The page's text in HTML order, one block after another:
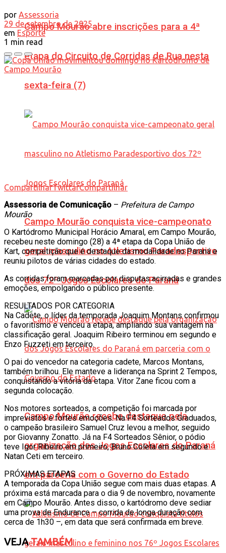
Campo Mourão abre inscrições para a 4ª
etapa do Circuito de Corridas de Rua nesta
sexta-feira (7)
Campo Mourão conquista vice-campeonato
geral masculino no Atletismo Paradesportivo
dos 72º Jogos Escolares do Paraná
Campo Mourão recebe destaque pela
organização dos Jogos Escolares do Paraná
em parceria com o Governo do Estado
por Assessoria
29 de setembro de 2025
em Esporte
1 min read
CompartilharTwittarCompartilhar
Assessoria de Comunicação – Prefeitura de Campo
Mourão
O Kartódromo Municipal Horácio Amaral, em Campo Mourão,
recebeu neste domingo (28) a 4ª etapa da Copa União de
Kart, competição que é destaque da modalidade no Paraná e
reuniu pilotos de várias cidades do estado.
As corridas foram marcadas por disputas acirradas e grandes
emoções, empolgando o público presente.
RESULTADOS POR CATEGORIA
Na Cadete, o líder da temporada Joaquim Montans confirmou
o favoritismo e venceu a etapa, ampliando sua vantagem na
classificação geral. Joaquim Ribeiro terminou em segundo e
Enzo Fuzzeti em terceiro.
O pai do vencedor na categoria cadete, Marcos Montans,
também brilhou. Ele manteve a liderança na Sprint 2 Tempos,
conquistando a vitória da etapa. Vitor Zane ficou com a
segunda colocação.
Nos motores sorteados, a competição foi marcada por
imprevistos e fortes emoções. Na F4 Sorteados Graduados,
o campeão brasileiro Samuel Cruz levou a melhor, seguido
por Giovanny Zonatto. Já na F4 Sorteados Sênior, o pódio
teve Igor Ribeiro em primeiro, Bruno Coleta em segundo e
Natan Ceti em terceiro.
PRÓXIMAS ETAPAS
A temporada da Copa União segue com mais duas etapas. A
próxima está marcada para o dia 9 de novembro, novamente
em Campo Mourão. Antes disso, o kartódromo deve sediar
uma prova de Endurance – corrida de longa duração com
cerca de 1h30 –, em data que será confirmada em breve.
VEJATAMBÉM